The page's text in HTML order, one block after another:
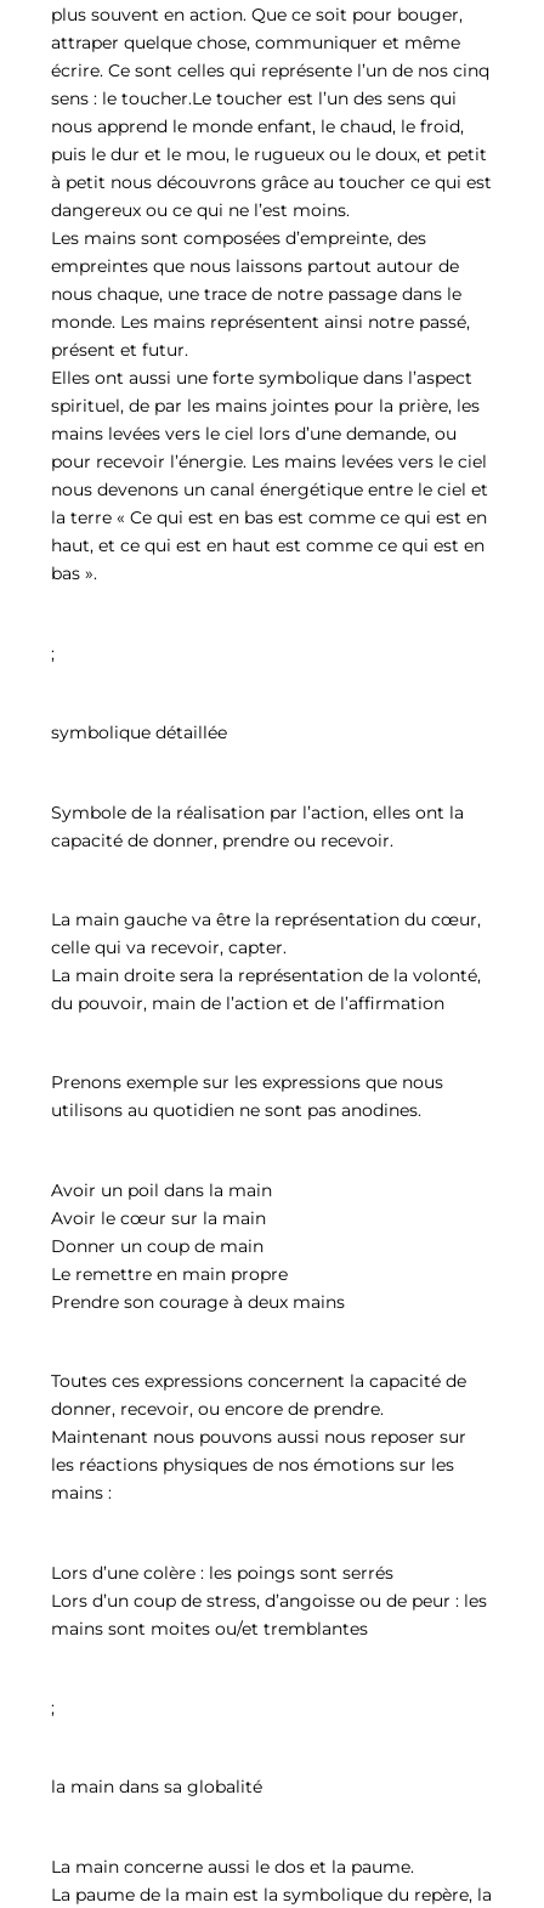
plus souvent en action. Que ce soit pour bouger,
attraper quelque chose, communiquer et même
écrire. Ce sont celles qui représente l’un de nos cinq
sens : le toucher.Le toucher est l’un des sens qui
nous apprend le monde enfant, le chaud, le froid,
puis le dur et le mou, le rugueux ou le doux, et petit
à petit nous découvrons grâce au toucher ce qui est
dangereux ou ce qui ne l’est moins.
Les mains sont composées d’empreinte, des
empreintes que nous laissons partout autour de
nous chaque, une trace de notre passage dans le
monde. Les mains représentent ainsi notre passé,
présent et futur.
Elles ont aussi une forte symbolique dans l’aspect
spirituel, de par les mains jointes pour la prière, les
mains levées vers le ciel lors d’une demande, ou
pour recevoir l’énergie. Les mains levées vers le ciel
nous devenons un canal énergétique entre le ciel et
la terre « Ce qui est en bas est comme ce qui est en
haut, et ce qui est en haut est comme ce qui est en
bas ».
;
symbolique détaillée
Symbole de la réalisation par l’action, elles ont la
capacité de donner, prendre ou recevoir.
La main gauche va être la représentation du cœur,
celle qui va recevoir, capter.
La main droite sera la représentation de la volonté,
du pouvoir, main de l’action et de l’affirmation
Prenons exemple sur les expressions que nous
utilisons au quotidien ne sont pas anodines.
Avoir un poil dans la main
Avoir le cœur sur la main
Donner un coup de main
Le remettre en main propre
Prendre son courage à deux mains
Toutes ces expressions concernent la capacité de
donner, recevoir, ou encore de prendre.
Maintenant nous pouvons aussi nous reposer sur
les réactions physiques de nos émotions sur les
mains :
Lors d’une colère : les poings sont serrés
Lors d’un coup de stress, d’angoisse ou de peur : les
mains sont moites ou/et tremblantes
;
la main dans sa globalité
La main concerne aussi le dos et la paume.
La paume de la main est la symbolique du repère, la